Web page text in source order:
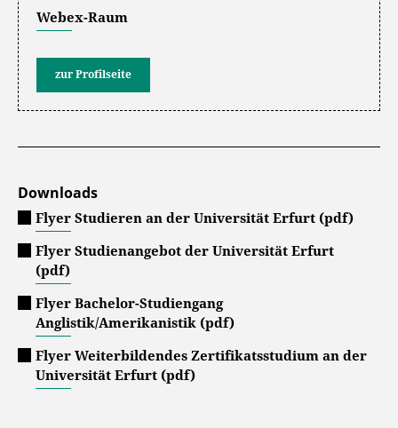
Webex-Raum
zur Profilseite
Downloads
Flyer Studieren an der Universität Erfurt (pdf)
Flyer Studienangebot der Universität Erfurt
(pdf)
Flyer Bachelor-Studiengang
Anglistik/Amerikanistik (pdf)
Flyer Weiterbildendes Zertifikatsstudium an der
Universität Erfurt (pdf)